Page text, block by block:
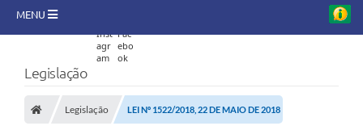
MENU
Secretarias
Editais
Legislação
Legislação LEI Nº 1522/2018, 22 DE MAIO DE 2018